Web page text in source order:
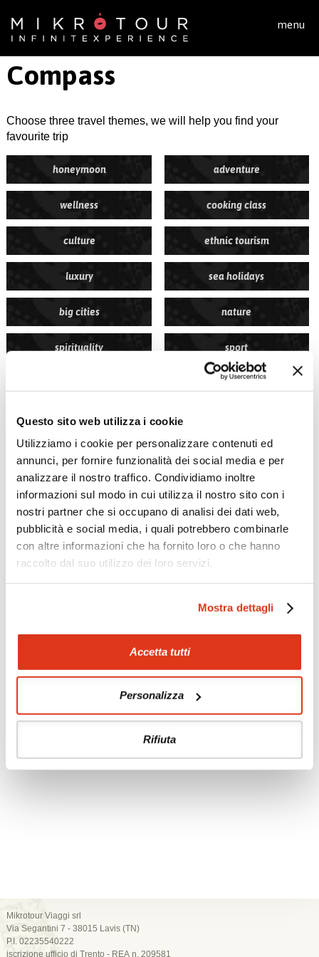
Questo sito web utilizza i cookie
Utilizziamo i cookie per personalizzare contenuti ed
annunci, per fornire funzionalità dei social media e per
analizzare il nostro traffico. Condividiamo inoltre
informazioni sul modo in cui utilizza il nostro sito con i
nostri partner che si occupano di analisi dei dati web,
pubblicità e social media, i quali potrebbero combinarle
con altre informazioni che ha fornito loro o che hanno
raccolto dal suo utilizzo dei loro servizi.
Mostra dettagli
Accetta tutti
Personalizza
Rifiuta
menu
Compass
Choose three travel themes, we will help you find your
favourite trip
honeymoon adventure
wellness cooking class
culture ethnic tourism
luxury sea holidays
big cities nature
spirituality sport
Mikrotour suggests taylormade travel based on your
preferences and interests. Choose three travel themes and
we'll tell you what is the ideal trip for you.
Ask for a quote
Ask for a quote
Subscribe our newsletter!
Mikrotour Viaggi srl
Via Segantini 7 - 38015 Lavis (TN)
P.I. 02235540222
iscrizione ufficio di Trento - REA n. 209581